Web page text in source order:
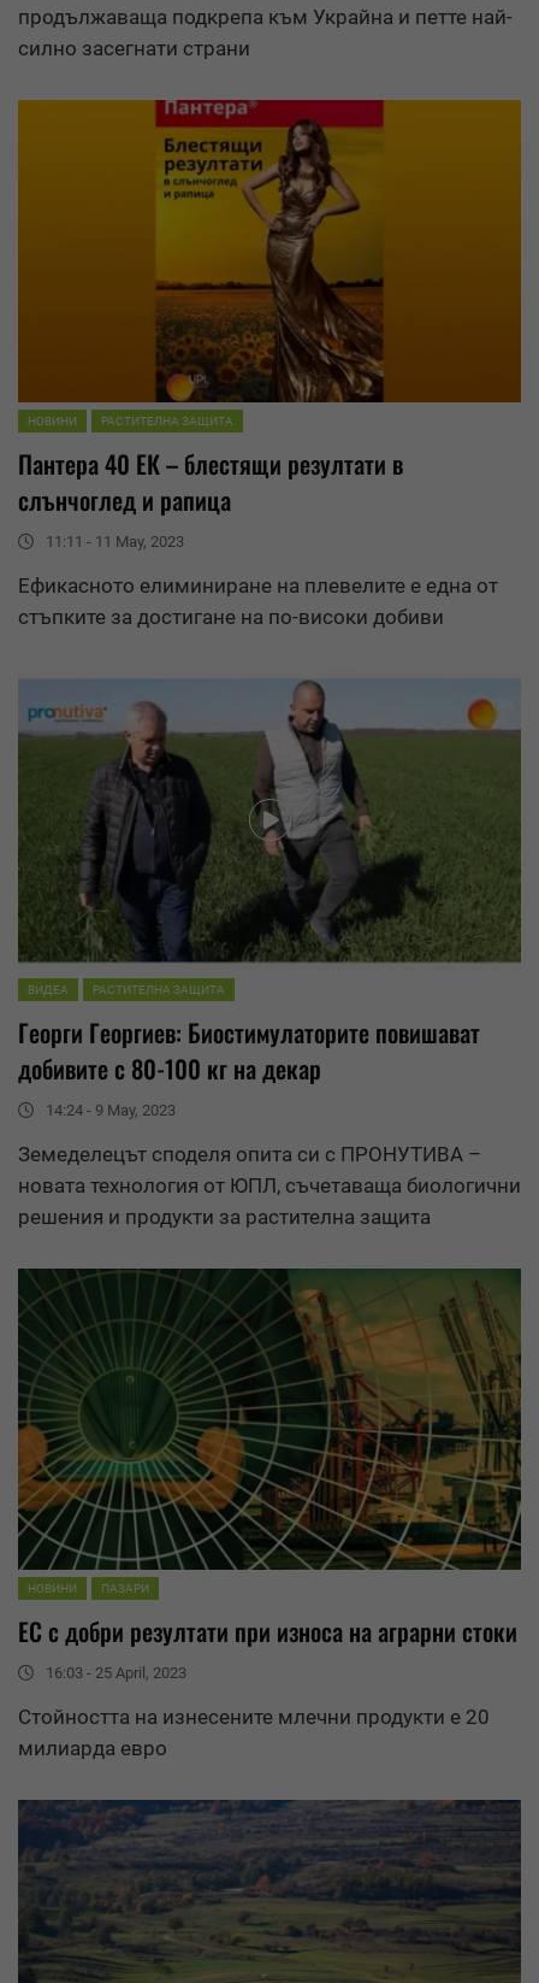
продължаваща подкрепа към Украйна и петте най-
силно засегнати страни
НОВИНИ РАСТИТЕЛНА ЗАЩИТА
Пантера 40 ЕК – блестящи резултати в
слънчоглед и рапица
11:11 - 11 May, 2023
Ефикасното елиминиране на плевелите е една от
стъпките за достигане на по-високи добиви
ВИДЕА РАСТИТЕЛНА ЗАЩИТА
Георги Георгиев: Биостимулаторите повишават
добивите с 80-100 кг на декар
14:24 - 9 May, 2023
Земеделецът споделя опита си с ПРОНУТИВА –
новата технология от ЮПЛ, съчетаваща биологични
решения и продукти за растителна защита
НОВИНИ ПАЗАРИ
ЕС с добри резултати при износа на аграрни стоки
16:03 - 25 April, 2023
Стойността на изнесените млечни продукти е 20
милиарда евро